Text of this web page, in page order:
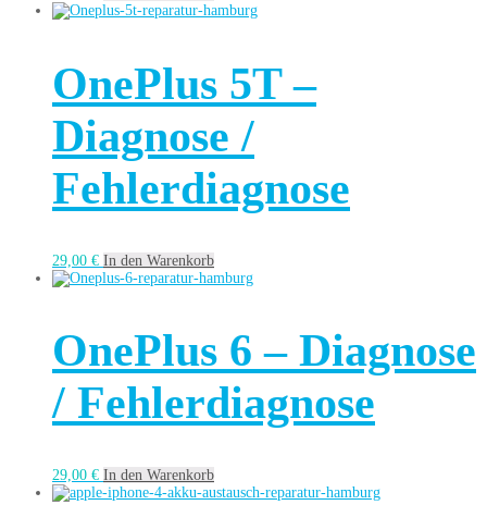
OnePlus 5T –
Diagnose /
Fehlerdiagnose
29,00 € In den Warenkorb
OnePlus 6 – Diagnose
/ Fehlerdiagnose
29,00 € In den Warenkorb